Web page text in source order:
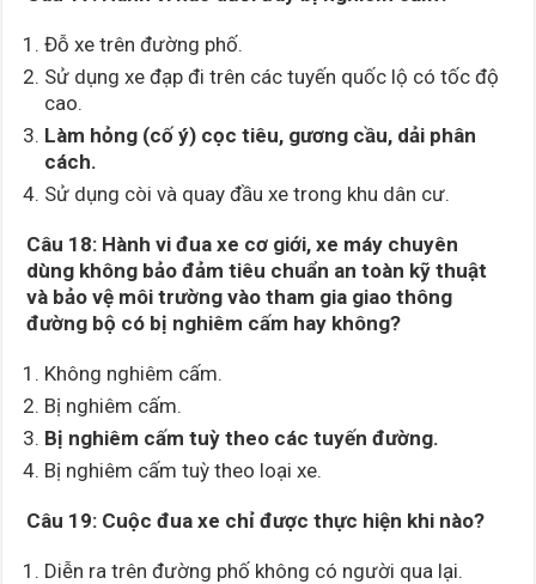
Đỗ xe trên đường phố.
Sử dụng xe đạp đi trên các tuyến quốc lộ có tốc độ
cao.
Làm hỏng (cố ý) cọc tiêu, gương cầu, dải phân
cách.
Sử dụng còi và quay đầu xe trong khu dân cư.
Câu 18: Hành vi đua xe cơ giới, xe máy chuyên
dùng không bảo đảm tiêu chuẩn an toàn kỹ thuật
và bảo vệ môi trường vào tham gia giao thông
đường bộ có bị nghiêm cấm hay không?
Không nghiêm cấm.
Bị nghiêm cấm.
Bị nghiêm cấm tuỳ theo các tuyến đường.
Bị nghiêm cấm tuỳ theo loại xe.
Câu 19: Cuộc đua xe chỉ được thực hiện khi nào?
Diễn ra trên đường phố không có người qua lại.